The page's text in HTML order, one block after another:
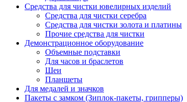
Средства для чистки ювелирных изделий
Средства для чистки серебра
Средства для чистки золота и платины
Прочие средства для чистки
Демонстрационное оборудование
Объемные подставки
Для часов и браслетов
Шеи
Планшеты
Для медалей и значков
Пакеты с замком (Зиплок-пакеты, грипперы)